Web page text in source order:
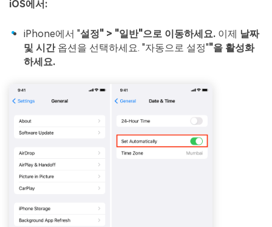
iOS에서:
iPhone에서 "설정" > "일반"으로 이동하세요. 이제 날짜
및 시간 옵션을 선택하세요. "자동으로 설정""을 활성화
하세요.